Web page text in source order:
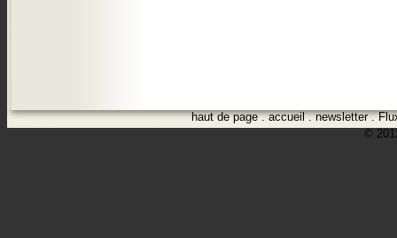
haut de page.accueil.newsletter.
©